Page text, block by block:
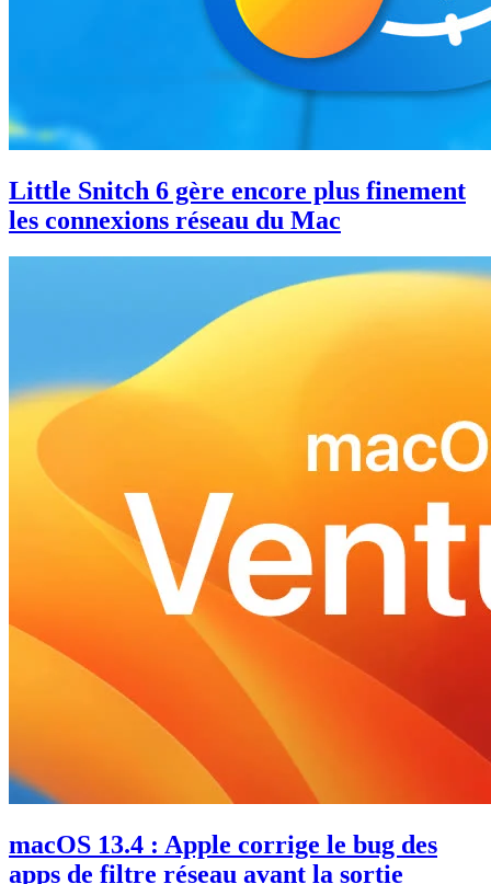
Little Snitch 6 gère encore plus finement
les connexions réseau du Mac
macOS 13.4 : Apple corrige le bug des
apps de filtre réseau avant la sortie